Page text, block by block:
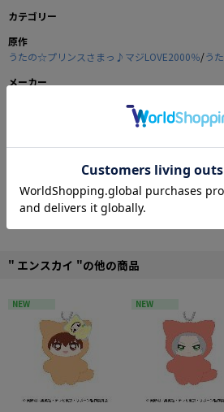
カテゴリー
原作
うたの☆プリンスさまっ♪マジLOVE2000％/う
メーカー
うたの☆プリンスさまっ♪マジLOVE2000％より
場！！
メタリックプレートは両面フルカラーの豪華仕
■アルミ製
■セット内容：メタリックプレート1枚、ボール
©UTA☆PRI-2 PROJECT
" エンスカイ "の他の商品
NEW NEW